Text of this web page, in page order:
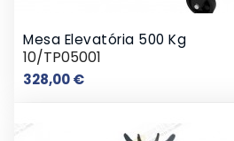
Mesa Elevatória 500 Kg
10/TP05001
328,00 €Preço